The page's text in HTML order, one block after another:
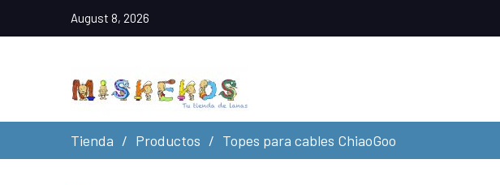
August 8, 2026
Tienda Productos Topes para cables ChiaoGoo